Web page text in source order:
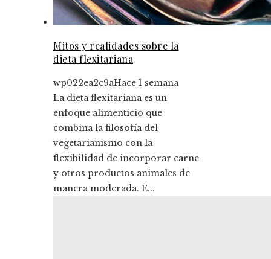
Mitos y realidades sobre la
dieta flexitariana
wp022ea2c9aHace 1 semana
La dieta flexitariana es un
enfoque alimenticio que
combina la filosofía del
vegetarianismo con la
flexibilidad de incorporar carne
y otros productos animales de
manera moderada. E...